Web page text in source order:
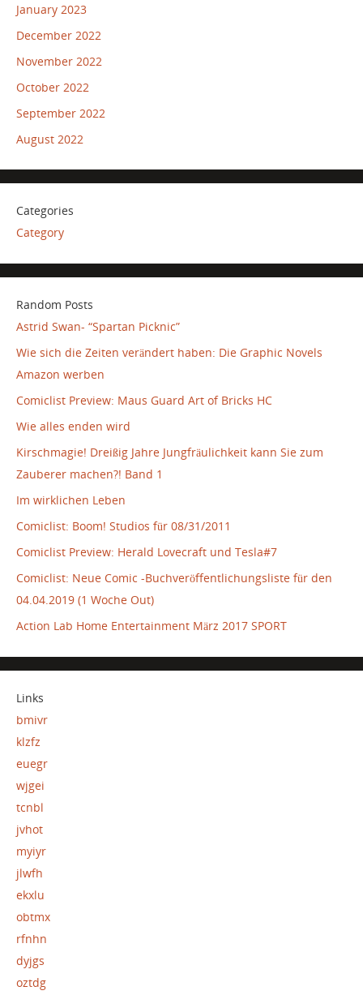
January 2023
December 2022
November 2022
October 2022
September 2022
August 2022
Categories
Category
Random Posts
Astrid Swan- “Spartan Picknic”
Wie sich die Zeiten verändert haben: Die Graphic Novels
Amazon werben
Comiclist Preview: Maus Guard Art of Bricks HC
Wie alles enden wird
Kirschmagie! Dreißig Jahre Jungfräulichkeit kann Sie zum
Zauberer machen?! Band 1
Im wirklichen Leben
Comiclist: Boom! Studios für 08/31/2011
Comiclist Preview: Herald Lovecraft und Tesla#7
Comiclist: Neue Comic -Buchveröffentlichungsliste für den
04.04.2019 (1 Woche Out)
Action Lab Home Entertainment März 2017 SPORT
Links
bmivr
klzfz
euegr
wjgei
tcnbl
jvhot
myiyr
jlwfh
ekxlu
obtmx
rfnhn
dyjgs
oztdg